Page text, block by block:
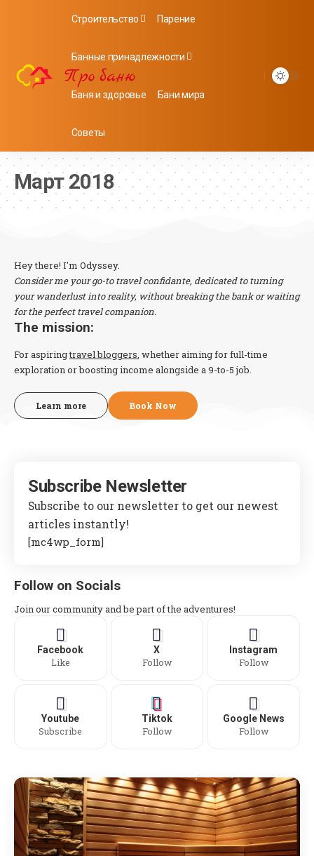
Строительство Парение
Банные принадлежности
Баня и здоровье Бани мира
Советы
Март 2018
Hey there! I'm Odyssey.
Consider me your go-to travel confidante, dedicated to turning
your wanderlust into reality, without breaking the bank or waiting
for the perfect travel companion.
The mission:
For aspiringtravel bloggers, whether aiming for full-time
exploration or boosting income alongside a 9-to-5 job.
Learn more Book Now
Subscribe Newsletter
Subscribe to our newsletter to get our newest
articles instantly!
[mc4wp_form]
Follow on Socials
Join our community and be part of the adventures!
Facebook
Like
X
Follow
Instagram
Follow
Youtube
Subscribe
Tiktok
Follow
Google News
Follow